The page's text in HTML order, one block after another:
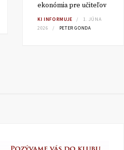
ekonómia pre učiteľov
KI INFORMUJE
1. JÚNA
2026
PETER GONDA